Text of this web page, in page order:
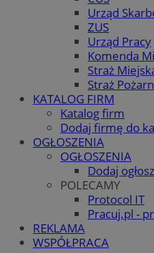
Urząd
ZUS
Urząd Pracy
Komenda
Straż
Straż
KATALOG FIRM
Katalog firm
Dodaj firmę do
OGŁOSZENIA
OGŁOSZENIA
Dodaj
POLECAMY
Protocol IT
Pracuj.pl -
REKLAMA
WSPÓŁPRACA